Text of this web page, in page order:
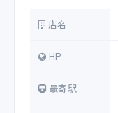
店名
HP
最寄駅